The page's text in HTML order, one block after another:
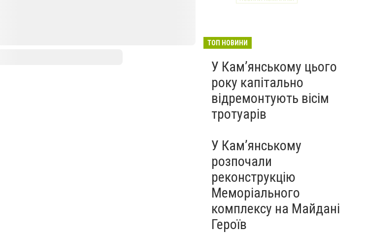
ТОП НОВИНИ
У Кам’янському цього
року капітально
відремонтують вісім
тротуарів
У Кам’янському
розпочали
реконструкцію
Меморіального
комплексу на Майдані
Героїв